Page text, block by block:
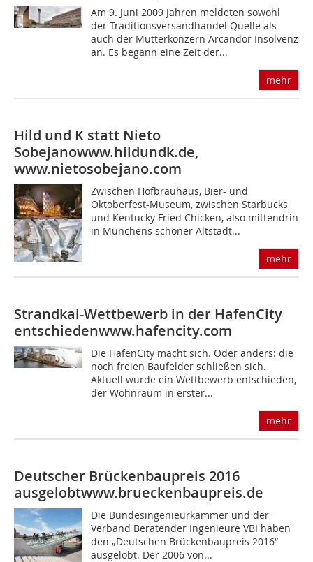
Am 9. Juni 2009 Jahren meldeten sowohl
der Traditionsversandhandel Quelle als
auch der Mutterkonzern Arcandor Insolvenz
an. Es begann eine Zeit der...
mehr
Hild und K statt Nieto
Sobejanowww.hildundk.de,
www.nietosobejano.com
Zwischen Hofbräuhaus, Bier- und
Oktoberfest-Museum, zwischen Starbucks
und Kentucky Fried Chicken, also mittendrin
in Münchens schöner Altstadt...
mehr
Strandkai-Wettbewerb in der HafenCity
entschiedenwww.hafencity.com
Die HafenCity macht sich. Oder anders: die
noch freien Baufelder schließen sich.
Aktuell wurde ein Wettbewerb entschieden,
der Wohnraum in erster...
mehr
Deutscher Brückenbaupreis 2016
ausgelobtwww.brueckenbaupreis.de
Die Bundesingenieurkammer und der
Verband Beratender Ingenieure VBI haben
den „Deutschen Brückenbaupreis 2016“
ausgelobt. Der 2006 von...